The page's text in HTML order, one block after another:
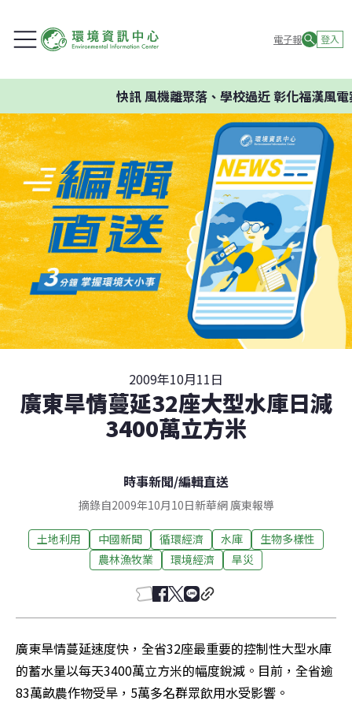
電子報 登入
快訊風機離聚落、學校過近 彰化福漢風電
2009年10月11日
廣東旱情蔓延32座大型水庫日減
3400萬立方米
時事新聞/編輯直送
摘錄自2009年10月10日新華網 廣東報導
土地利用 中國新聞 循環經濟 水庫
生物多樣性
農林漁牧業
環境經濟 旱災
廣東旱情蔓延速度快，全省32座最重要的控制性大型水庫
的蓄水量以每天3400萬立方米的幅度銳減。目前，全省逾
83萬畝農作物受旱，5萬多名群眾飲用水受影響。